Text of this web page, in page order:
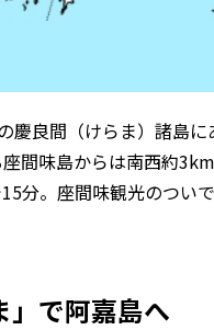
慶良間（けらま）諸島
間味島からは南西約
分。座間味観光のつい
」で阿嘉島へ